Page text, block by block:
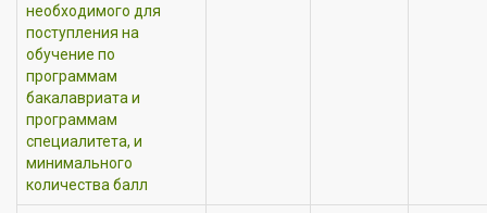
необходимого для
поступления на
обучение по
программам
бакалавриата и
программам
специалитета, и
минимального
количества балл